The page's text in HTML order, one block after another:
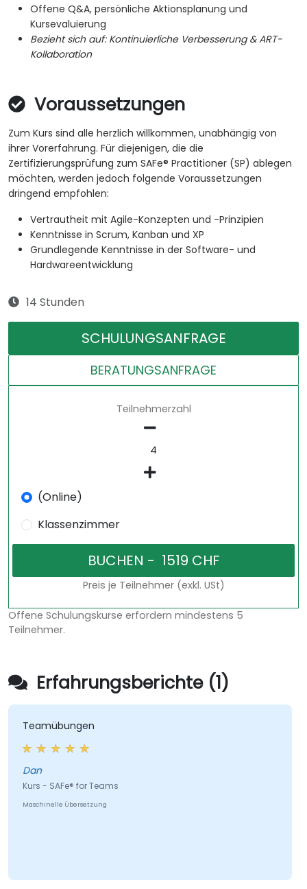
Offene Q&A, persönliche Aktionsplanung und
Kursevaluierung
Bezieht sich auf: Kontinuierliche Verbesserung & ART-
Kollaboration
Voraussetzungen
Zum Kurs sind alle herzlich willkommen, unabhängig von
ihrer Vorerfahrung. Für diejenigen, die die
Zertifizierungsprüfung zum SAFe® Practitioner (SP) ablegen
möchten, werden jedoch folgende Voraussetzungen
dringend empfohlen:
Vertrautheit mit Agile-Konzepten und -Prinzipien
Kenntnisse in Scrum, Kanban und XP
Grundlegende Kenntnisse in der Software- und
Hardwareentwicklung
14 Stunden
SCHULUNGSANFRAGE
BERATUNGSANFRAGE
Teilnehmerzahl
(Online)
Klassenzimmer
Preis je Teilnehmer (exkl. USt)
Offene Schulungskurse erfordern mindestens 5
Teilnehmer.
Erfahrungsberichte (1)
Teamübungen
Dan
Kurs - SAFe® for Teams
Maschinelle Übersetzung